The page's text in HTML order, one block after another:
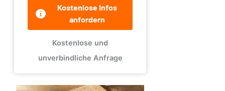
Kostenlose Infos
anfordern
Kostenlose und
unverbindliche Anfrage